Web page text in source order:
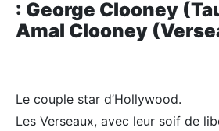
: George Clooney
Amal Clooney
Le couple star d’Hollywood.
Les Verseaux, avec leur soif de